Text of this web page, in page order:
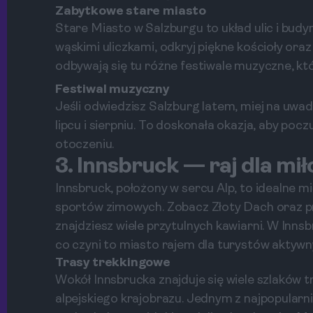
Zabytkowe stare miasto
Stare Miasto w Salzburgu to układ ulic i
wąskimi uliczkami, odkryj piękne kościoły
odbywają się tu różne festiwale muzyczne,
Festiwal muzyczny
Jeśli odwiedzisz Salzburg latem, miej na
lipcu i sierpniu. To doskonała okazja, aby
otoczeniu.
3. Innsbruck — raj dla
Innsbruck, położony w sercu Alp, to idealne
sportów zimowych. Zobacz Złoty Dach oraz
znajdziesz wiele przytulnych kawiarni. W
co czyni to miasto rajem dla turystów
Trasy trekkingowe
Wokół Innsbrucka znajduje się wiele
alpejskiego krajobrazu. Jednym z